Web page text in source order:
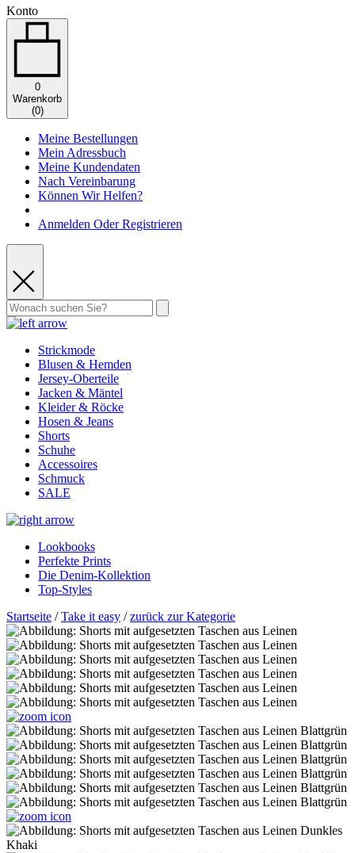
Konto
0
Warenkorb
(0)
Meine Bestellungen
Mein Adressbuch
Meine Kundendaten
Nach Vereinbarung
Können Wir Helfen?
Anmelden Oder Registrieren
Strickmode
Blusen & Hemden
Jersey-Oberteile
Jacken & Mäntel
Kleider & Röcke
Hosen & Jeans
Shorts
Schuhe
Accessoires
Schmuck
SALE
Lookbooks
Perfekte Prints
Die Denim-Kollektion
Top-Styles
Startseite /Take it easy /zurück zur Kategorie